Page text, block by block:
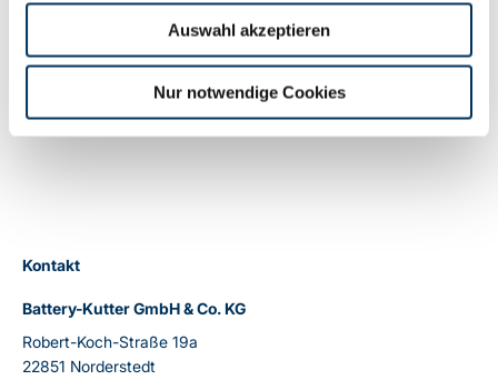
Auswahl akzeptieren
Nur notwendige Cookies
Bild: Battery-Kutter
Kontakt
Battery-Kutter GmbH & Co. KG
Robert-Koch-Straße 19a
22851 Norderstedt